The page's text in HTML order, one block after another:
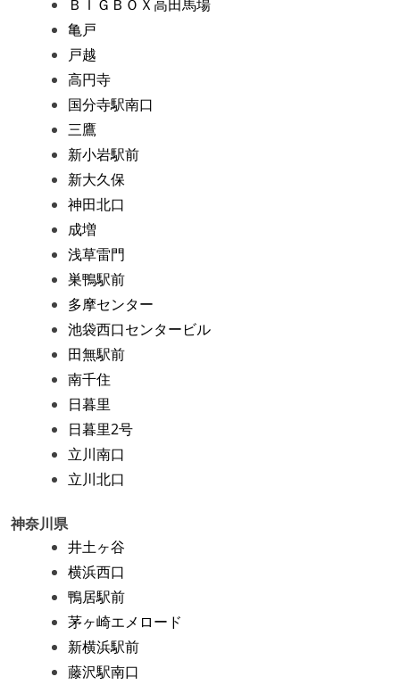
ＢＩＧＢＯＸ高田馬場
亀戸
戸越
高円寺
国分寺駅南口
三鷹
新小岩駅前
新大久保
神田北口
成増
浅草雷門
巣鴨駅前
多摩センター
池袋西口センタービル
田無駅前
南千住
日暮里
日暮里2号
立川南口
立川北口
神奈川県
井土ヶ谷
横浜西口
鴨居駅前
茅ヶ崎エメロード
新横浜駅前
藤沢駅南口